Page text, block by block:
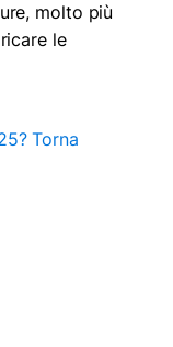
molto più
le
Torna